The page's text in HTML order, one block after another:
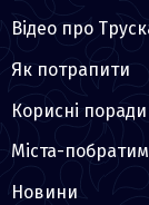
Відео про
Як потрапити
Корисні поради
Міста-
Новини